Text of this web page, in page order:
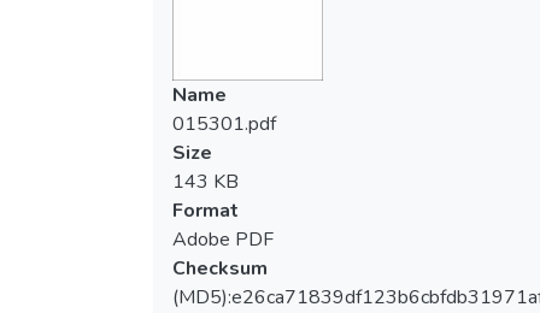
Name
015301.pdf
Size
143 KB
Format
Adobe PDF
Checksum